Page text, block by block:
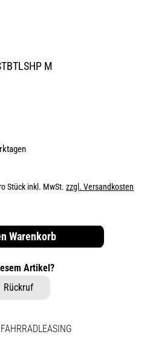
M
Stück inkl. MwSt.zzgl. Versandkosten
Warenkorb
Artikel?
Rückruf
FAHRRADLEASING